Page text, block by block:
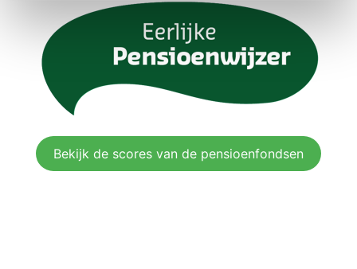
Bekijk de scores van de pensioenfondsen